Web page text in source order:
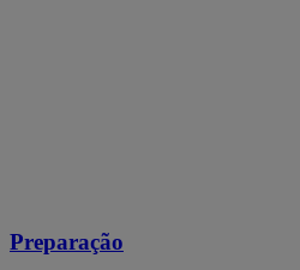
Preparação